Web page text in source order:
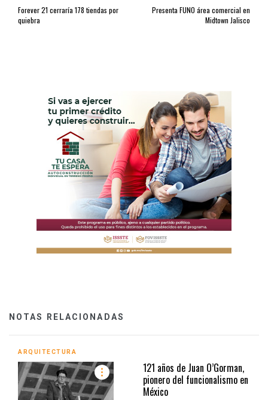
Forever 21 cerraría 178 tiendas por
quiebra
Presenta FUNO área comercial en
Midtown Jalisco
NOTAS RELACIONADAS
ARQUITECTURA
121 años de Juan O’Gorman,
pionero del funcionalismo en
México